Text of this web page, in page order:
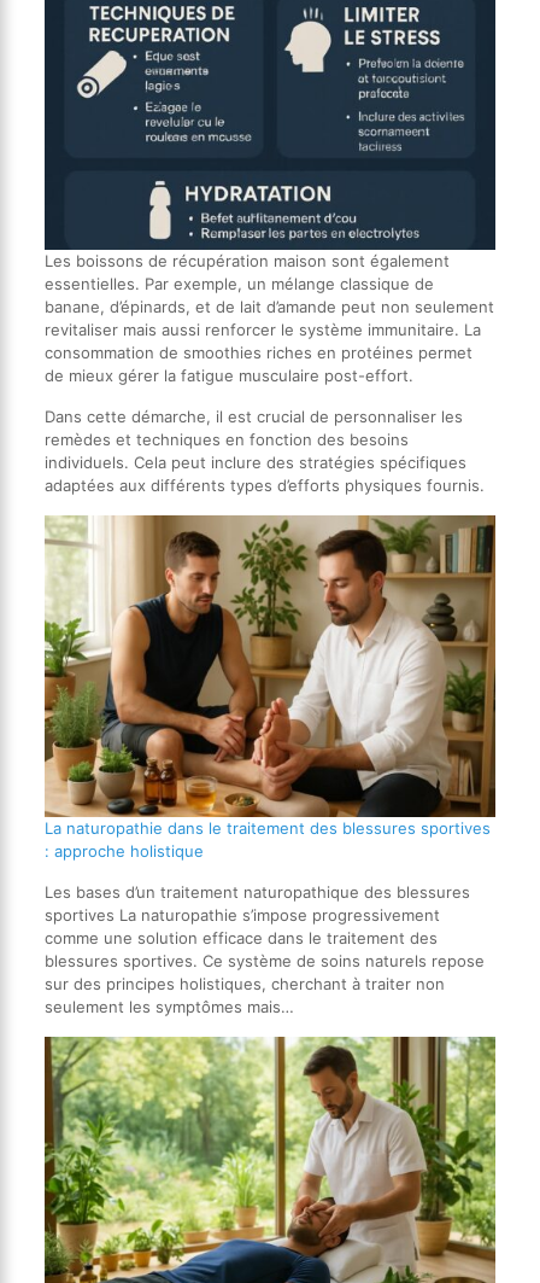
Les boissons de récupération maison sont également
essentielles. Par exemple, un mélange classique de
banane, d’épinards, et de lait d’amande peut non seulement
revitaliser mais aussi renforcer le système immunitaire. La
consommation de smoothies riches en protéines permet
de mieux gérer la fatigue musculaire post-effort.
Dans cette démarche, il est crucial de personnaliser les
remèdes et techniques en fonction des besoins
individuels. Cela peut inclure des stratégies spécifiques
adaptées aux différents types d’efforts physiques fournis.
La naturopathie dans le traitement des blessures sportives
: approche holistique
Les bases d’un traitement naturopathique des blessures
sportives La naturopathie s’impose progressivement
comme une solution efficace dans le traitement des
blessures sportives. Ce système de soins naturels repose
sur des principes holistiques, cherchant à traiter non
seulement les symptômes mais…